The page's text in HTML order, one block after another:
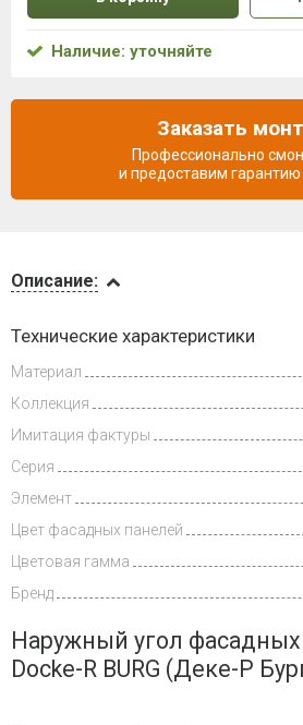
и оплата
Описание:
Технические характеристики
Материал
Коллекция
Имитация фактуры
Серия
Элемент
Цвет фасадных панелей
Цветовая гамма
Бренд
Наружный угол
Docke-R BURG (Деке-Р
Наличие: уточняйте
Заказать
Профессионально
и предоставим